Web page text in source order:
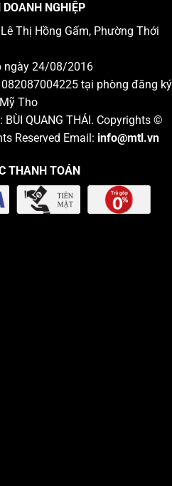
NGHIỆP
Thị Hồng Gấm, Phường Thới
ngày 24/08/2016
tại phòng đăng ký
Tho
QUANG THÁI. Copyrights ©
Reserved Email: info@mtl.vn
THANH TOÁN